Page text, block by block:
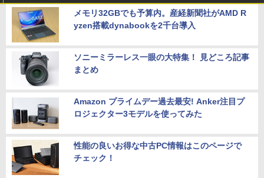
メモリ32GBでも予算内。産経新聞社がAMD R
yzen搭載dynabookを2千台導入
ソニーミラーレス一眼の大特集！ 見どころ記事
まとめ
Amazon プライムデー過去最安! Anker注目プ
ロジェクター3モデルを使ってみた
性能の良いお得な中古PC情報はこのページで
チェック！